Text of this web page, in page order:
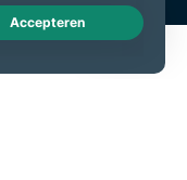
Live Chat